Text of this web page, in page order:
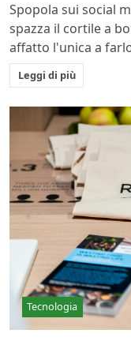
Spopola sui social
spazza il cortile a
affatto l'unica a
Leggi di più
Tecnologia